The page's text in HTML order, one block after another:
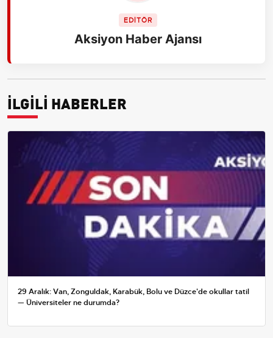
EDİTÖR
Aksiyon Haber Ajansı
İLGİLİ HABERLER
29 Aralık: Van, Zonguldak, Karabük, Bolu ve Düzce'de okullar tatil
— Üniversiteler ne durumda?